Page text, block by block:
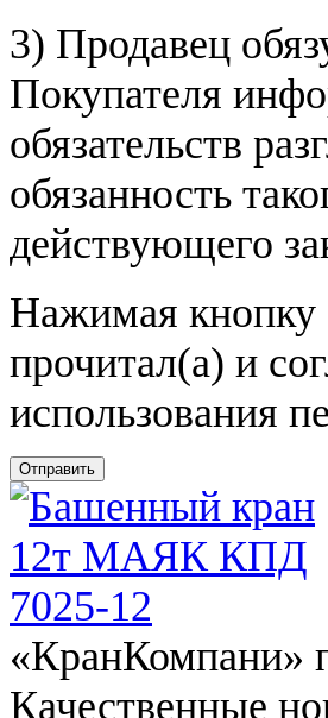
3) Продавец
Покупателя
обязательств
обязанность
действующего
Нажимая кнопку
прочитал(а) и
использования
Отправить
«КранКомпани»
Качественные